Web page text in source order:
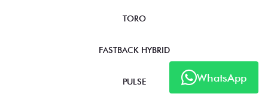
WhatsApp
TORO
FASTBACK HYBRID
PULSE